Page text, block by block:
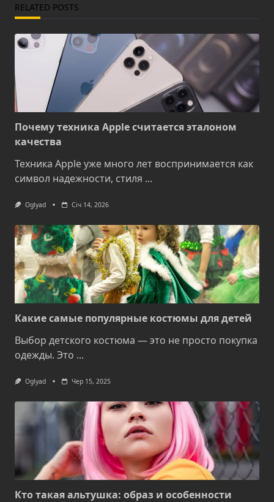
RELATED POSTS
Почему техника Apple считается эталоном
качества
Техника Apple уже много лет воспринимается как
символ надежности, стиля ...
Oglyad Січ 14, 2026
Какие самые популярные костюмы для детей
Выбор детского костюма — это не просто покупка
одежды. Это ...
Oglyad Чер 15, 2025
Кто такая альтушка: образ и особенности